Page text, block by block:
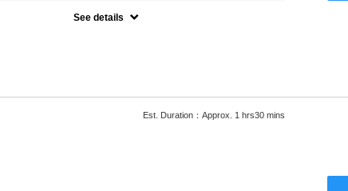
See details
Est. Duration：Approx. 1 hrs30 mins